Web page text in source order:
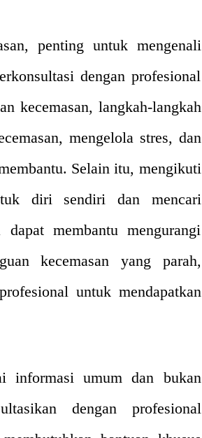
penting untuk mengenali
dengan profesional
kecemasan, langkah-langkah
mengelola stres, dan
Selain itu, mengikuti
diri sendiri dan mencari
membantu mengurangi
kecemasan yang parah,
untuk mendapatkan
informasi umum dan bukan
dengan profesional